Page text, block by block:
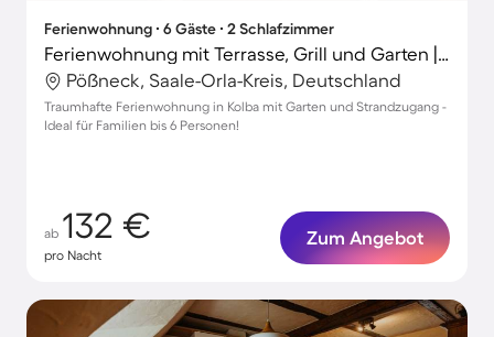
Ferienwohnung ∙ 6 Gäste ∙ 2 Schlafzimmer
Ferienwohnung mit Terrasse, Grill und Garten | Panoramablick
Pößneck, Saale-Orla-Kreis, Deutschland
Traumhafte Ferienwohnung in Kolba mit Garten und Strandzugang -
Ideal für Familien bis 6 Personen!
ab 132 €
pro Nacht
Zum Angebot